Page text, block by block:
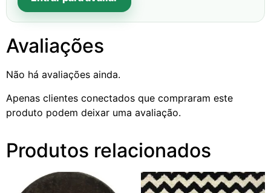
Avaliações
Não há avaliações ainda.
Apenas clientes conectados que compraram este
produto podem deixar uma avaliação.
Produtos relacionados